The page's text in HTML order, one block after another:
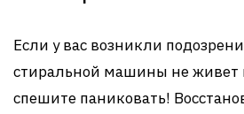
Если у вас возникли
стиральной машины не живет
спешите паниковать!